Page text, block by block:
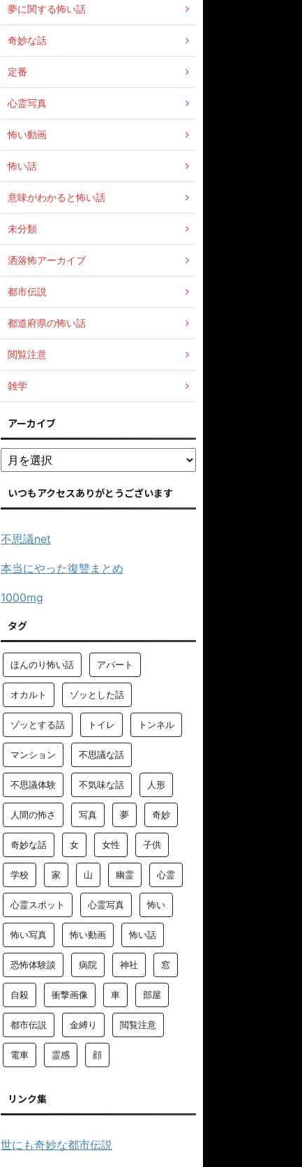
夢に関する怖い話
奇妙な話
定番
心霊写真
怖い動画
怖い話
意味がわかると怖い話
未分類
洒落怖アーカイブ
都市伝説
都道府県の怖い話
閲覧注意
雑学
アーカイブ
いつもアクセスありがとうございます
不思議net
本当にやった復讐まとめ
1000mg
タグ
ほんのり怖い話 アパート
オカルト ゾッとした話
ゾッとする話 トイレ トンネル
マンション 不思議な話
不思議体験 不気味な話 人形
人間の怖さ 写真 夢 奇妙
奇妙な話 女 女性 子供
学校 家 山 幽霊 心霊
心霊スポット 心霊写真 怖い
怖い写真 怖い動画 怖い話
恐怖体験談 病院 神社 窓
自殺 衝撃画像 車 部屋
都市伝説 金縛り 閲覧注意
電車 霊感 顔
リンク集
世にも奇妙な都市伝説